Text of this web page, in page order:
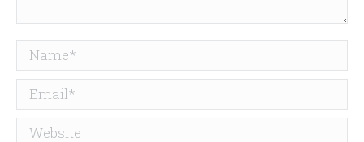
Name *
Email *
Website